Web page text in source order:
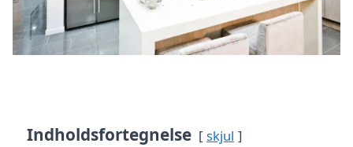
Indholdsfortegnelse skjul